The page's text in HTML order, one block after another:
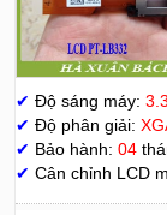
✔ Độ sáng máy:
✔ Độ phân giải:
✔ Bảo hành: 04
✔ Cân chỉnh LCD